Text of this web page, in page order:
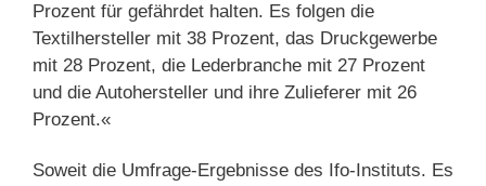
Prozent für gefährdet halten. Es folgen die
Textilhersteller mit 38 Prozent, das Druckgewerbe
mit 28 Prozent, die Lederbranche mit 27 Prozent
und die Autohersteller und ihre Zulieferer mit 26
Prozent.«
Soweit die Umfrage-Ergebnisse des Ifo-Instituts. Es